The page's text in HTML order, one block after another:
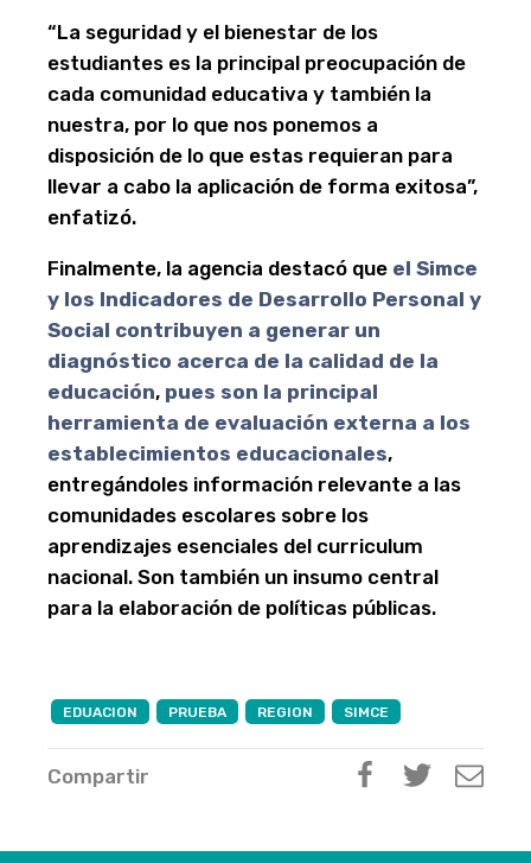
“La seguridad y el bienestar de los
estudiantes es la principal preocupación de
cada comunidad educativa y también la
nuestra, por lo que nos ponemos a
disposición de lo que estas requieran para
llevar a cabo la aplicación de forma exitosa”,
enfatizó.
Finalmente, la agencia destacó que el Simce
y los Indicadores de Desarrollo Personal y
Social contribuyen a generar un
diagnóstico acerca de la calidad de la
educación, pues son la principal
herramienta de evaluación externa a los
establecimientos educacionales,
entregándoles información relevante a las
comunidades escolares sobre los
aprendizajes esenciales del curriculum
nacional. Son también un insumo central
para la elaboración de políticas públicas.
EDUACION PRUEBA REGION SIMCE
Compartir